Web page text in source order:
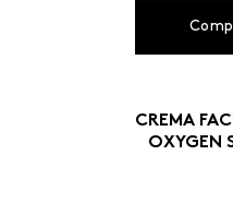
CREMA
OXYGEN